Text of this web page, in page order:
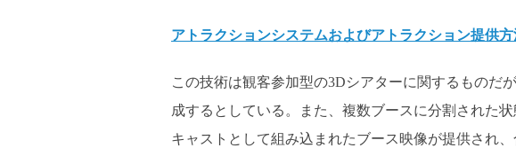
アトラクションシステムおよびアトラクション提供方
この技術は観客参加型の3Dシアターに関するものだ
成するとしている。また、複数ブースに分割された
キャストとして組み込まれたブース映像が提供され